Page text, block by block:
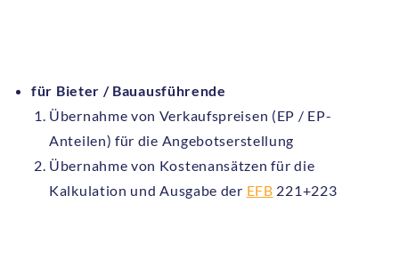
für Bieter / Bauausführende
Übernahme von Verkaufspreisen (EP / EP-
Anteilen) für die Angebotserstellung
Übernahme von Kostenansätzen für die
Kalkulation und Ausgabe der EFB 221+223